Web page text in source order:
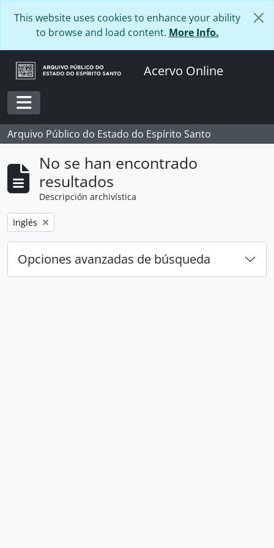
This website uses cookies to enhance your ability
to browse and load content. More Info.
Acervo Online
Toggle navigation
Arquivo Público do Estado do Espírito Santo
No se han encontrado
resultados
Descripción archivística
Remove filter:
Inglés
Opciones avanzadas de búsqueda